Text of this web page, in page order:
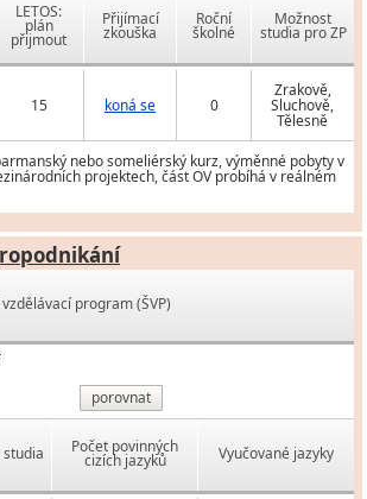
LETOS:
plán
přijmout
Přijímací
zkouška
Roční
školné
Možnost
studia pro ZP
15 koná se 0
Zrakově,
Sluchově,
Tělesně
nebo someliérský kurz, výměnné pobyty v
projektech, část OV probíhá v reálném
program (ŠVP)
porovnat
studia Počet povinných
cizích jazyků Vyučované jazyky